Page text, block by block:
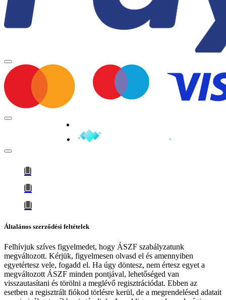
Általános szerződési feltételek
Felhívjuk szíves figyelmedet, hogy ÁSZF szabályzatunk
megváltozott. Kérjük, figyelmesen olvasd el és amennyiben
egyetértesz vele, fogadd el. Ha úgy döntesz, nem értesz egyet a
megváltozott ÁSZF minden pontjával, lehetőséged van
visszautasítani és törölni a meglévő regisztrációdat. Ebben az
esetben a regisztrált fiókod törlésre kerül, de a megrendelésed adatait